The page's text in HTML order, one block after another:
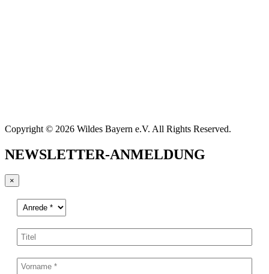
Copyright © 2026 Wildes Bayern e.V. All Rights Reserved.
NEWSLETTER-ANMELDUNG
×